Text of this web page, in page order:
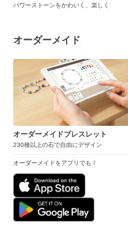
パワーストーンをかわいく、楽しく
オーダーメイド
オーダーメイドブレスレット
230種以上の石で自由にデザイン
オーダーメイドをアプリでも！